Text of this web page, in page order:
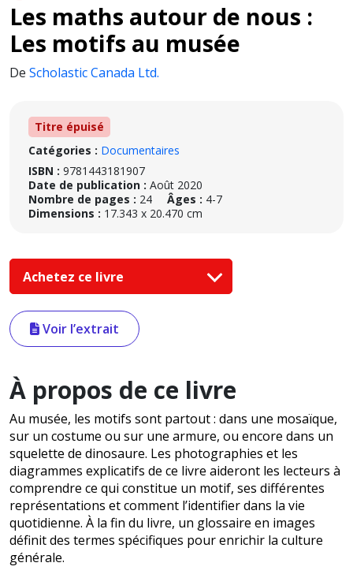
Les maths autour de nous :
Les motifs au musée
De Scholastic Canada Ltd.
Titre épuisé
Catégories : Documentaires
ISBN : 9781443181907
Date de publication : Août 2020
Nombre de pages : 24 Âges : 4-7
Dimensions : 17.343 x 20.470 cm
Achetez ce livre
Voir l’extrait
À propos de ce livre
Au musée, les motifs sont partout : dans une mosaïque,
sur un costume ou sur une armure, ou encore dans un
squelette de dinosaure. Les photographies et les
diagrammes explicatifs de ce livre aideront les lecteurs à
comprendre ce qui constitue un motif, ses différentes
représentations et comment l’identifier dans la vie
quotidienne. À la fin du livre, un glossaire en images
définit des termes spécifiques pour enrichir la culture
générale.